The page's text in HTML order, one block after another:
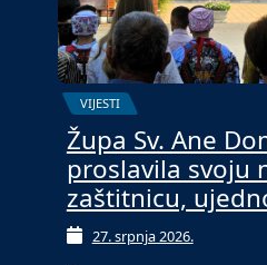
VIJESTI
Župa Sv. Ane
proslavila svoju
zaštitnicu,
27. srpnja 2026.